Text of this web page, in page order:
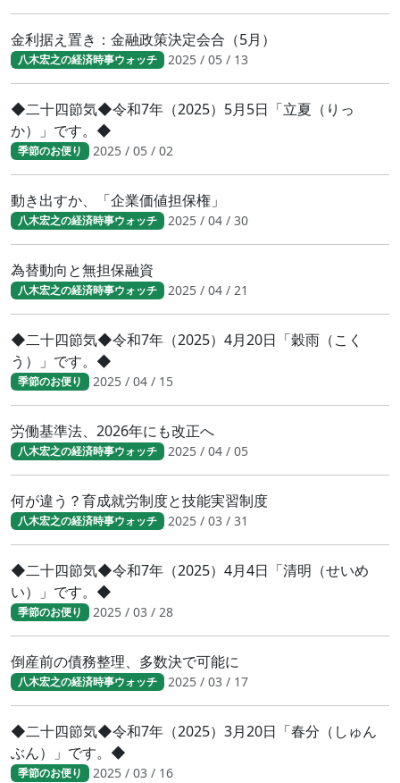
金利据え置き：金融政策決定会合（5月）
八木宏之の経済時事ウォッチ 2025 / 05 / 13
◆二十四節気◆令和7年（2025）5月5日「立夏（りっ
か）」です。◆
季節のお便り 2025 / 05 / 02
動き出すか、「企業価値担保権」
八木宏之の経済時事ウォッチ 2025 / 04 / 30
為替動向と無担保融資
八木宏之の経済時事ウォッチ 2025 / 04 / 21
◆二十四節気◆令和7年（2025）4月20日「穀雨（こく
う）」です。◆
季節のお便り 2025 / 04 / 15
労働基準法、2026年にも改正へ
八木宏之の経済時事ウォッチ 2025 / 04 / 05
何が違う？育成就労制度と技能実習制度
八木宏之の経済時事ウォッチ 2025 / 03 / 31
◆二十四節気◆令和7年（2025）4月4日「清明（せいめ
い）」です。◆
季節のお便り 2025 / 03 / 28
倒産前の債務整理、多数決で可能に
八木宏之の経済時事ウォッチ 2025 / 03 / 17
◆二十四節気◆令和7年（2025）3月20日「春分（しゅん
ぶん）」です。◆
季節のお便り 2025 / 03 / 16